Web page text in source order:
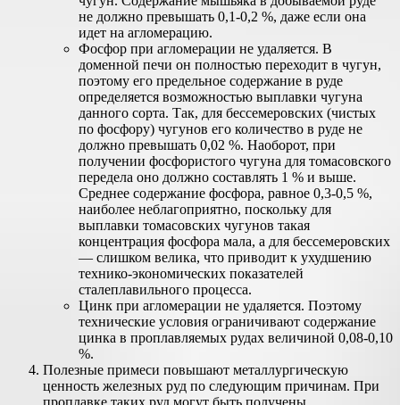
не должно превышать 0,1-0,2 %, даже если она
идет на агломерацию.
Фосфор при агломерации не удаляется. В
доменной печи он полностью переходит в чугун,
поэтому его предельное содержание в руде
определяется возможностью выплавки чугуна
данного сорта. Так, для бессемеровских (чистых
по фосфору) чугунов его количество в руде не
должно превышать 0,02 %. Наоборот, при
получении фосфористого чугуна для томасовского
передела оно должно составлять 1 % и выше.
Среднее содержание фосфора, равное 0,3-0,5 %,
наиболее неблагоприятно, поскольку для
выплавки томасовских чугунов такая
концентрация фосфора мала, а для бессемеровских
— слишком велика, что приводит к ухудшению
технико-экономических показателей
сталеплавильного процесса.
Цинк при агломерации не удаляется. Поэтому
технические условия ограничивают содержание
цинка в проплавляемых рудах величиной 0,08-0,10
%.
Полезные примеси повышают металлургическую
ценность железных руд по следующим причинам. При